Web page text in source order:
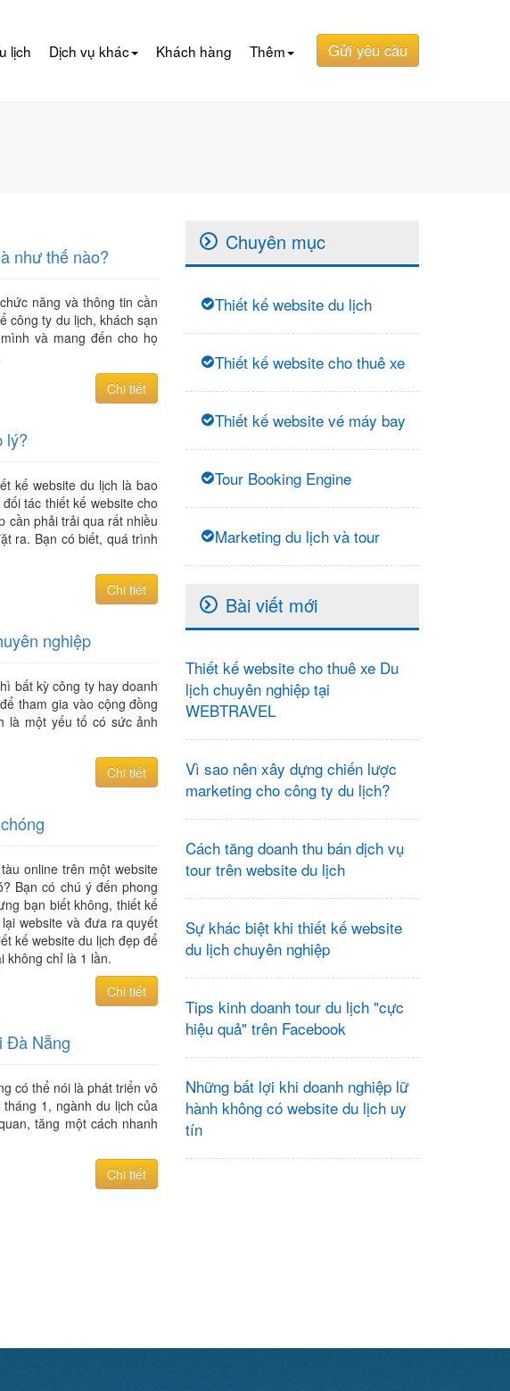
Gửi yêu cầu
lịch Dịch vụ khác Khách hàng Thêm
như thế nào?
năng và thông tin cần
công ty du lịch, khách sạn
và mang đến cho họ
Chi tiết
lý?
kế website du lịch là bao
tác thiết kế website cho
cần phải trải qua rất nhiều
ra. Bạn có biết, quá trình
Chi tiết
nghiệp
bất kỳ công ty hay doanh
tham gia vào cộng đồng
là một yếu tố có sức ảnh
Chi tiết
online trên một website
Bạn có chú ý đến phong
bạn biết không, thiết kế
website và đưa ra quyết
kế website du lịch đẹp để
không chỉ là 1 lần.
Chi tiết
Đà Nẵng
có thể nói là phát triển vô
1, ngành du lịch của
tăng một cách nhanh
Chi tiết
Chuyên mục
Thiết kế website du lịch
Thiết kế website cho thuê xe
Thiết kế website vé máy bay
Tour Booking Engine
Marketing du lịch và tour
Bài viết mới
Thiết kế website cho thuê xe Du
lịch chuyên nghiệp tại
WEBTRAVEL
Vì sao nên xây dựng chiến lược
marketing cho công ty du lịch?
Cách tăng doanh thu bán dịch vụ
tour trên website du lịch
Sự khác biệt khi thiết kế website
du lịch chuyên nghiệp
Tips kinh doanh tour du lịch "cực
hiệu quả" trên Facebook
Những bất lợi khi doanh nghiệp lữ
hành không có website du lịch uy
tín